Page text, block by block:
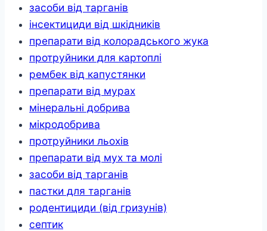
засоби від тарганів
інсектициди від шкідників
препарати від колорадського жука
протруйники для картоплі
рембек від капустянки
препарати від мурах
мінеральні добрива
мікродобрива
протруйники льохів
препарати від мух та молі
засоби від тарганів
пастки для тарганів
родентициди (від гризунів)
септик